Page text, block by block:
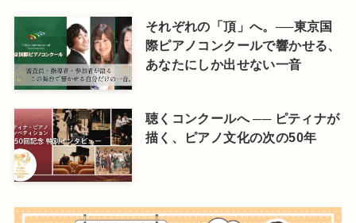
それぞれの「頂」へ。──東京国
際ピアノコンクールで響かせる、
あなたにしか出せない一音
聴くコンクールへ ── ピティナが
描く、ピアノ文化の次の50年